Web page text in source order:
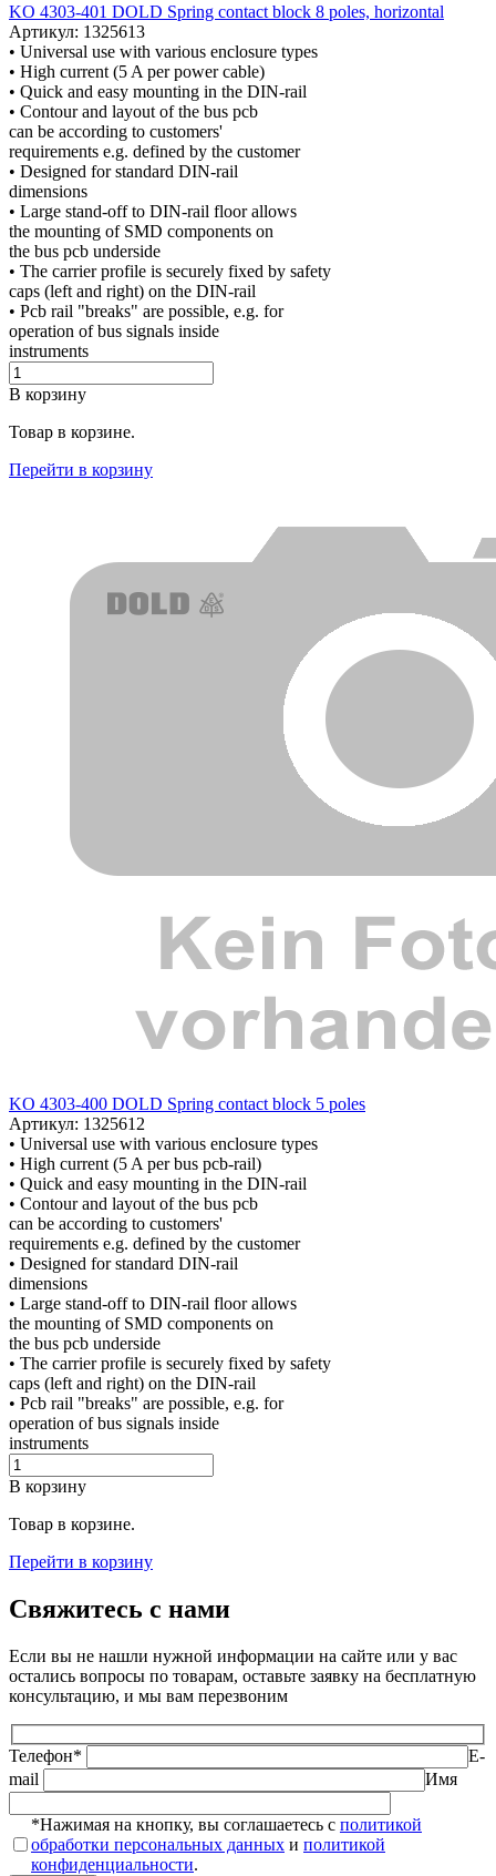
KO 4303-401 DOLD Spring contact block 8 poles, horizontal
Артикул: 1325613
• Universal use with various enclosure types
• High current (5 A per power cable)
• Quick and easy mounting in the DIN-rail
• Contour and layout of the bus pcb
can be according to customers'
requirements e.g. defined by the customer
• Designed for standard DIN-rail
dimensions
• Large stand-off to DIN-rail floor allows
the mounting of SMD components on
the bus pcb underside
• The carrier profile is securely fixed by safety
caps (left and right) on the DIN-rail
• Pcb rail "breaks" are possible, e.g. for
operation of bus signals inside
instruments
В корзину
Товар в корзине.
Перейти в корзину
KO 4303-400 DOLD Spring contact block 5 poles
Артикул: 1325612
• Universal use with various enclosure types
• High current (5 A per bus pcb-rail)
• Quick and easy mounting in the DIN-rail
• Contour and layout of the bus pcb
can be according to customers'
requirements e.g. defined by the customer
• Designed for standard DIN-rail
dimensions
• Large stand-off to DIN-rail floor allows
the mounting of SMD components on
the bus pcb underside
• The carrier profile is securely fixed by safety
caps (left and right) on the DIN-rail
• Pcb rail "breaks" are possible, e.g. for
operation of bus signals inside
instruments
В корзину
Товар в корзине.
Перейти в корзину
Свяжитесь с нами
Если вы не нашли нужной информации на сайте или у вас
остались вопросы по товарам, оставьте заявку на бесплатную
консультацию, и мы вам перезвоним
Телефон*
E-
mail
Имя
*Нажимая на кнопку, вы соглашаетесь с политикой
обработки персональных данных и политикой
конфиденциальности.